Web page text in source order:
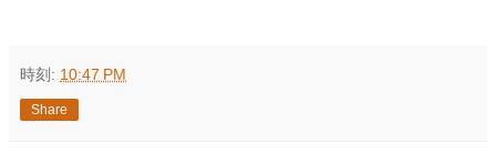
時刻: 10:47 PM
Share